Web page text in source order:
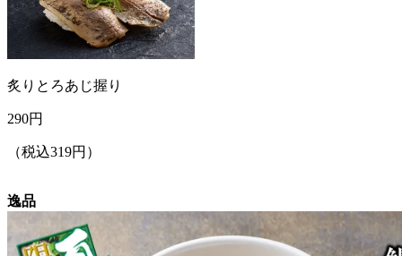
炙りとろあじ握り
290円
（税込319円）
逸品